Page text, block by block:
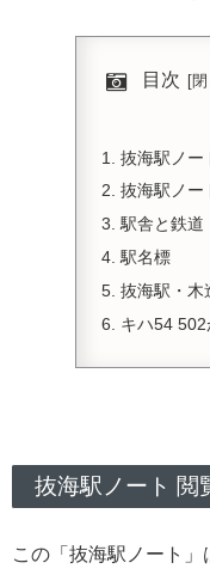
目次
抜海駅ノ
抜海駅ノ
駅舎と鉄道
駅名標
抜海駅・木
キハ54 502
抜海駅ノート
この「抜海駅ノート